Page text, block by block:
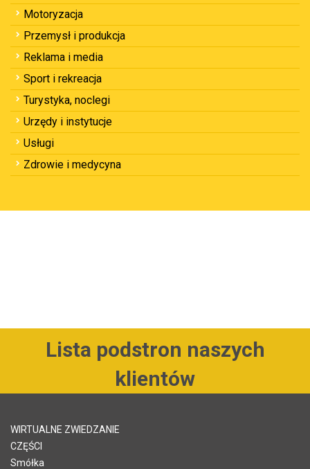
Motoryzacja
Przemysł i produkcja
Reklama i media
Sport i rekreacja
Turystyka, noclegi
Urzędy i instytucje
Usługi
Zdrowie i medycyna
Lista podstron naszych
klientów
WIRTUALNE ZWIEDZANIE
CZĘŚCI
Smółka